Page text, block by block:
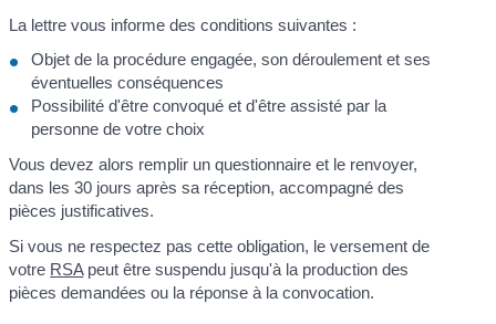
La lettre vous informe des conditions suivantes :
Objet de la procédure engagée, son déroulement et ses
éventuelles conséquences
Possibilité d'être convoqué et d'être assisté par la
personne de votre choix
Vous devez alors remplir un questionnaire et le renvoyer,
dans les 30 jours après sa réception, accompagné des
pièces justificatives.
Si vous ne respectez pas cette obligation, le versement de
votre RSApeut être suspendu jusqu'à la production des
pièces demandées ou la réponse à la convocation.